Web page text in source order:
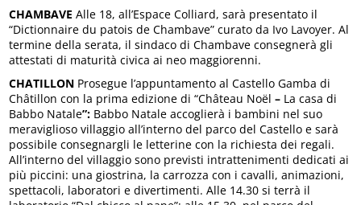
CHAMBAVE Alle 18, all’Espace Colliard, sarà presentato il
“Dictionnaire du patois de Chambave” curato da Ivo Lavoyer. Al
termine della serata, il sindaco di Chambave consegnerà gli
attestati di maturità civica ai neo maggiorenni.
CHATILLON Prosegue l’appuntamento al Castello Gamba di
Châtillon con la prima edizione di “Château Noël – La casa di
Babbo Natale”: Babbo Natale accoglierà i bambini nel suo
meraviglioso villaggio all’interno del parco del Castello e sarà
possibile consegnargli le letterine con la richiesta dei regali.
All’interno del villaggio sono previsti intrattenimenti dedicati ai
più piccini: una giostrina, la carrozza con i cavalli, animazioni,
spettacoli, laboratori e divertimenti. Alle 14.30 si terrà il